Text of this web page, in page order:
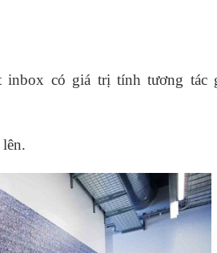
có giá trị tính tương tác